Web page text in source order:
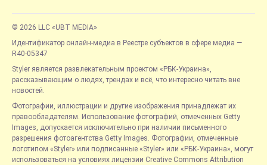
© 2026 LLC «UBT MEDIA»
Идентификатор онлайн-медиа в Реестре субъектов в сфере медиа —
R40-05347
Styler является развлекательным проектом «РБК-Украина»,
рассказывающим о людях, трендах и всё, что интересно читать вне
новостей.
Фотографии, иллюстрации и другие изображения принадлежат их
правообладателям. Использование фотографий, отмеченных Getty
Images, допускается исключительно при наличии письменного
разрешения фотоагентства Getty Images. Фотографии, отмеченные
логотипом «Styler» или подписанные «Styler» или «РБК-Украина», могут
использоваться на условиях лицензии Creative Commons Attribution